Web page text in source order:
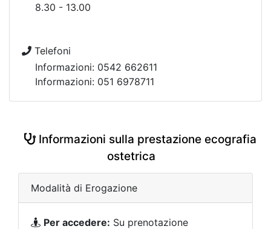
8.30 - 13.00
Telefoni
Informazioni: 0542 662611
Informazioni: 051 6978711
Informazioni sulla prestazione ecografia
ostetrica
Modalità di Erogazione
Per accedere: Su prenotazione